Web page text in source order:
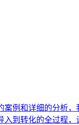
例和详细的分析
到转化的全过程